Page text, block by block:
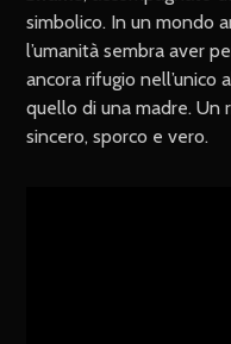
simbolico. In un mondo
l’umanità sembra aver
ancora rifugio nell’unico
quello di una madre. Un
sincero, sporco e vero.